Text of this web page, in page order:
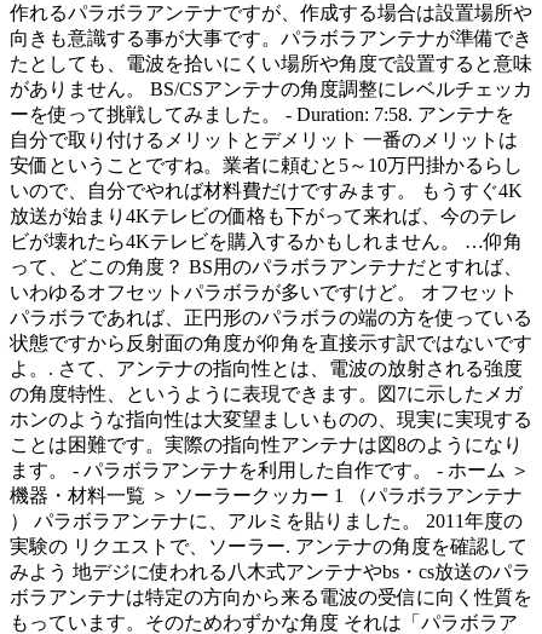
作れるパラボラアンテナですが、作成する場合は設置場所や
向きも意識する事が大事です。パラボラアンテナが準備でき
たとしても、電波を拾いにくい場所や角度で設置すると意味
がありません。 BS/CSアンテナの角度調整にレベルチェッカ
ーを使って挑戦してみました。 - Duration: 7:58. アンテナを
自分で取り付けるメリットとデメリット 一番のメリットは
安価ということですね。業者に頼むと5～10万円掛かるらし
いので、自分でやれば材料費だけですみます。 もうすぐ4K
放送が始まり4Kテレビの価格も下がって来れば、今のテレ
ビが壊れたら4Kテレビを購入するかもしれません。 …仰角
って、どこの角度？ BS用のパラボラアンテナだとすれば、
いわゆるオフセットパラボラが多いですけど。 オフセット
パラボラであれば、正円形のパラボラの端の方を使っている
状態ですから反射面の角度が仰角を直接示す訳ではないです
よ。. さて、アンテナの指向性とは、電波の放射される強度
の角度特性、というように表現できます。図7に示したメガ
ホンのような指向性は大変望ましいものの、現実に実現する
ことは困難です。実際の指向性アンテナは図8のようになり
ます。 - パラボラアンテナを利用した自作です。 - ホーム ＞
機器・材料一覧 ＞ ソーラークッカー 1 （パラボラアンテナ
） パラボラアンテナに、アルミを貼りました。 2011年度の
実験の リクエストで、ソーラー. アンテナの角度を確認して
みよう 地デジに使われる八木式アンテナやbs・cs放送のパラ
ボラアンテナは特定の方向から来る電波の受信に向く性質を
もっています。そのためわずかな角度 それは「パラボラア